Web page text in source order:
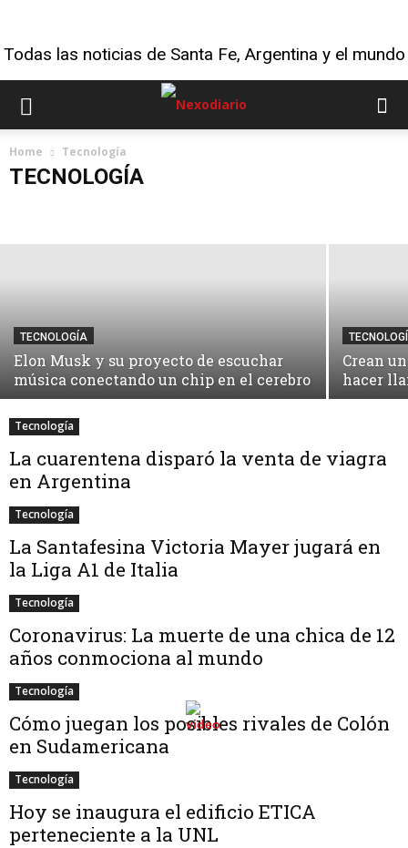
Todas las noticias de Santa Fe, Argentina y el mundo
Home Tecnología
TECNOLOGÍA
Neuralink de Elon Musk diseña un
dispositivo para restaurar la vista de
TECNOLOGÍA
Elon Musk y su proyecto de escuchar
música conectando un chip en el cerebro
Crean
hacer
Tecnología
La cuarentena disparó la venta de viagra
en Argentina
Tecnología
La Santafesina Victoria Mayer jugará en
la Liga A1 de Italia
Tecnología
Coronavirus: La muerte de una chica de 12
años conmociona al mundo
Tecnología
Cómo juegan los posibles rivales de Colón
en Sudamericana
Tecnología
Hoy se inaugura el edificio ETICA
perteneciente a la UNL